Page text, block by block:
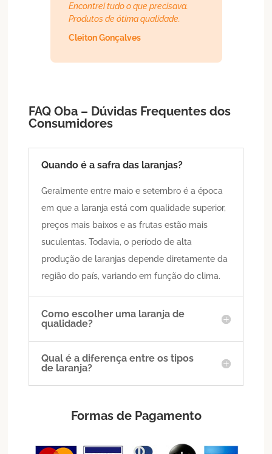
Encontrei tudo o que precisava.
Produtos de ótima qualidade.
Cleiton Gonçalves
FAQ Oba – Dúvidas Frequentes dos
Consumidores
Quando é a safra das laranjas?
Geralmente entre maio e setembro é a época
em que a laranja está com qualidade superior,
preços mais baixos e as frutas estão mais
suculentas. Todavia, o período de alta
produção de laranjas depende diretamente da
região do país, variando em função do clima.
Como escolher uma laranja de
qualidade?
Qual é a diferença entre os tipos
de laranja?
Formas de Pagamento